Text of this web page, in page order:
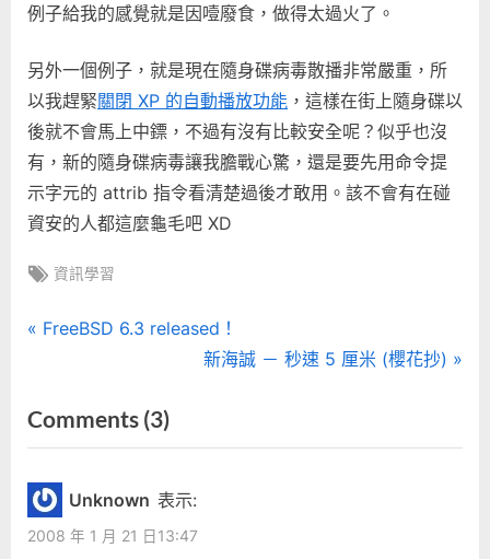
例子給我的感覺就是因噎廢食，做得太過火了。
另外一個例子，就是現在隨身碟病毒散播非常嚴重，所
以我趕緊關閉 XP 的自動播放功能 ，這樣在街上隨身碟以
後就不會馬上中鏢，不過有沒有比較安全呢？似乎也沒
有，新的隨身碟病毒讓我膽戰心驚，還是要先用命令提
示字元的 attrib 指令看清楚過後才敢用。該不會有在碰
資安的人都這麼龜毛吧 XD
Tags:
資訊學習
文
導
覽
P
v
i
o
u
s
FreeBSD 6.3 released！
N
t
新海誠 － 秒速 5 厘米 (櫻花抄)
Comments (3)on
“穩
定
Unknown 表示:
2008 年 1 月 21 日13:47